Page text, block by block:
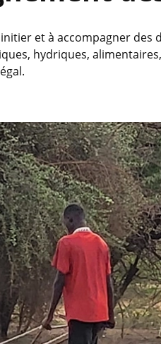
et à accompagner
hydriques,